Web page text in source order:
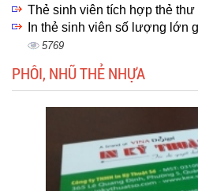
Thẻ sinh viên tích hợp thẻ
In thẻ sinh viên số lượng lớn
5769
PHÔI, NHŨ THẺ NHỰA